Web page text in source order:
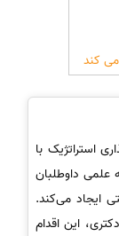
کند
استراتژیک با
علمی داوطلبان
ایجاد می‌کند.
این اقدام